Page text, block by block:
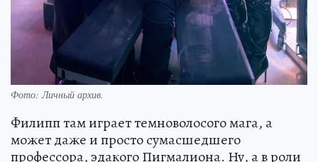
Фото:Личный архив.
Филипп там играет темноволосого мага, а
может даже и просто сумасшедшего
профессора, эдакого Пигмалиона. Ну, а в роли